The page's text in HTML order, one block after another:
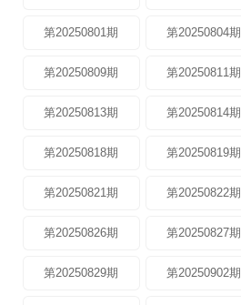
第20250801期 第20250804期
第20250809期 第20250811期
第20250813期 第20250814期
第20250818期 第20250819期
第20250821期 第20250822期
第20250826期 第20250827期
第20250829期 第20250902期